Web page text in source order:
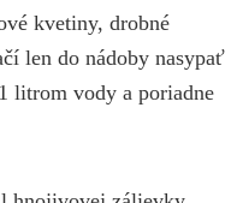
kvetiny, drobné
len do nádoby nasypať
litrom vody a poriadne